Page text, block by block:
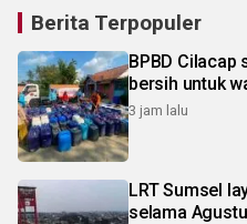
Berita Terpopuler
BPBD Cilacap
bersih untuk
3 jam lalu
LRT Sumsel
selama